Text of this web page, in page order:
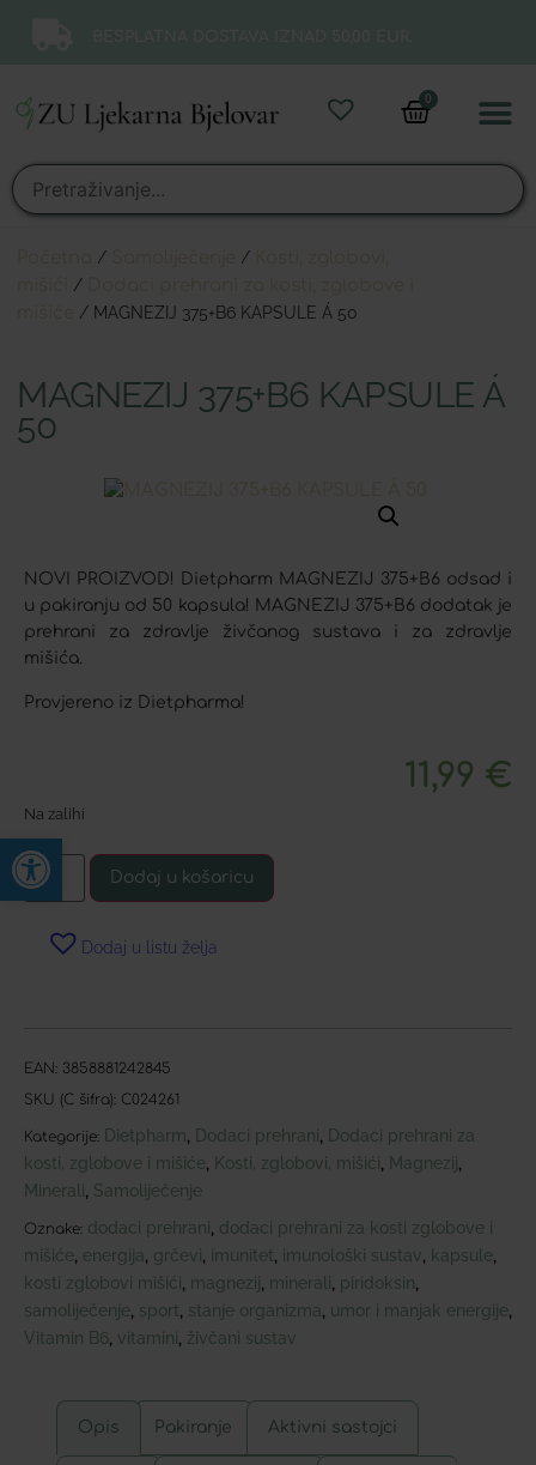
Open toolbar
0
/ /
/
/ MAGNEZIJ 375+B6 KAPSULE Á 50
MAGNEZIJ 375+B6 KAPSULE Á
50
NOVI PROIZVOD! Dietpharm MAGNEZIJ 375+B6 odsad i
u pakiranju od 50 kapsula! MAGNEZIJ 375+B6 dodatak je
prehrani za zdravlje živčanog sustava i za zdravlje
mišića.
Provjereno iz Dietpharma!
11,99 €
Na zalihi
Dodaj u košaricu
Dodaj u listu želja
EAN: 3858881242845
SKU (C šifra): C024261
Kategorije: Dietpharm Dodaci prehrani
Dodaci prehrani za
kosti, zglobove i mišiće
Kosti, zglobovi, mišići Magnezij
Minerali Samoliječenje
Oznake: dodaci prehrani dodaci prehrani za kosti zglobove i
mišiće energija grčevi imunitet imunološki sustav kapsule
kosti zglobovi mišići magnezij minerali piridoksin
samoliječenje sport stanje organizma umor i manjak energije
Vitamin B6 vitamini živčani sustav
Opis Pakiranje Aktivni sastojci